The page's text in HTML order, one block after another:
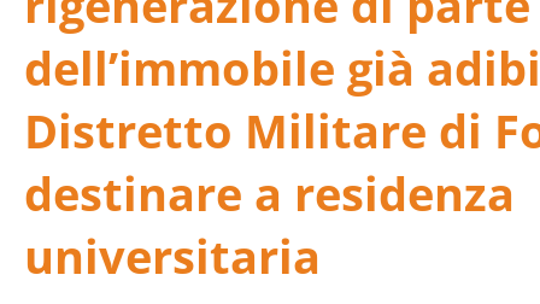
dell’immobile già
Distretto Militare di
destinare a residenza
universitaria